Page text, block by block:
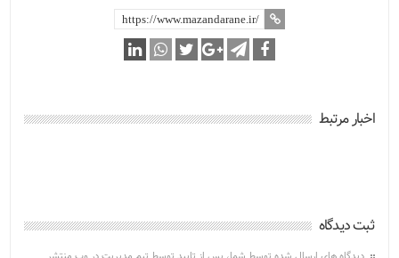
اخبار مرتبط
ثبت دیدگاه